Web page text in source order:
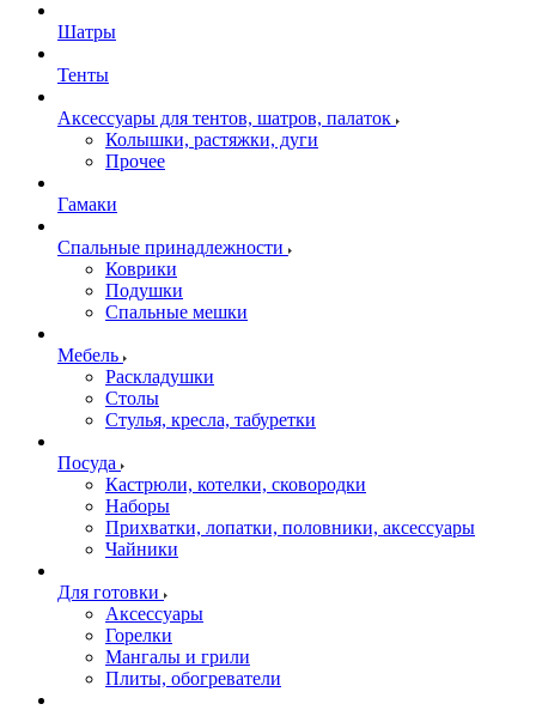
Шатры
Тенты
Аксессуары для тентов, шатров, палаток
Колышки, растяжки, дуги
Прочее
Гамаки
Спальные принадлежности
Коврики
Подушки
Спальные мешки
Мебель
Раскладушки
Столы
Стулья, кресла, табуретки
Посуда
Кастрюли, котелки, сковородки
Наборы
Прихватки, лопатки, половники, аксессуары
Чайники
Для готовки
Аксессуары
Горелки
Мангалы и грили
Плиты, обогреватели